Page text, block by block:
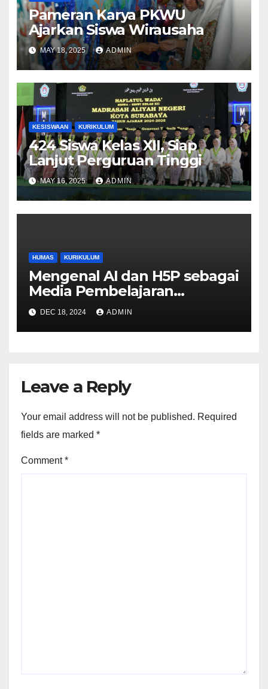
Pameran Karya PKWU
Ajarkan Siswa Wirausaha
MAY 18, 2025 ADMIN
KESISWAAN KURIKULUM
424 Siswa Kelas XII, Siap
Lanjut Perguruan Tinggi
MAY 16, 2025 ADMIN
HUMAS KURIKULUM
Mengenal AI dan H5P sebagai
Media Pembelajaran
Interaktif
DEC 18, 2024 ADMIN
Leave a Reply
Your email address will not be published. Required
fields are marked *
Comment*